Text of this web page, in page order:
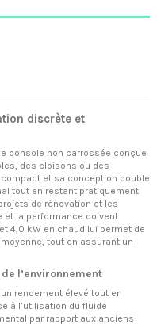
discrète et
console non carrossée conçue
des cloisons ou des
et sa conception double
tout en restant pratiquement
de rénovation et les
et la performance doivent
4,0 kW en chaud lui permet de
tout en assurant un
l’environnement
rendement élevé tout en
à l’utilisation du fluide
par rapport aux anciens